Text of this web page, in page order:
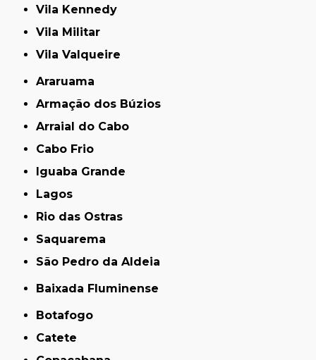
Vila Kennedy
Vila Militar
Vila Valqueire
Araruama
Armação dos Búzios
Arraial do Cabo
Cabo Frio
Iguaba Grande
Lagos
Rio das Ostras
Saquarema
São Pedro da Aldeia
Baixada Fluminense
Botafogo
Catete